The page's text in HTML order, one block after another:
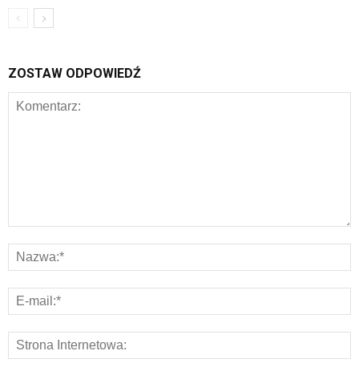
ZOSTAW ODPOWIEDŹ